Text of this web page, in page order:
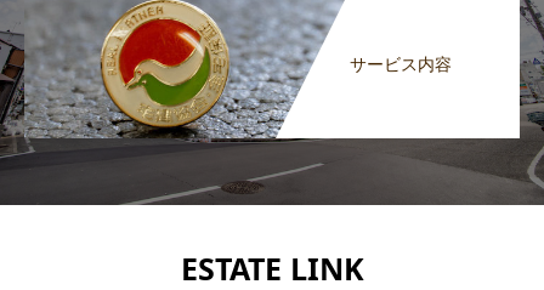
サービス内容
ESTATE LINK